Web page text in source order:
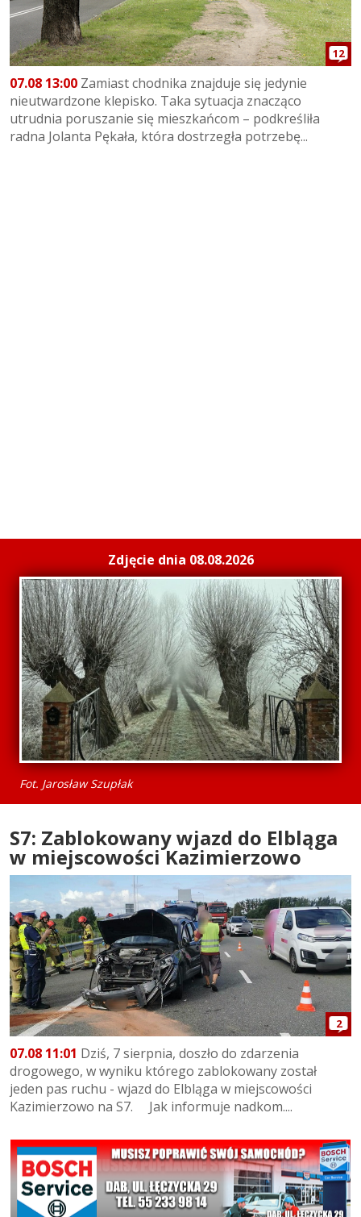
12
07.08 13:00 Zamiast chodnika znajduje się jedynie
nieutwardzone klepisko. Taka sytuacja znacząco
utrudnia poruszanie się mieszkańcom – podkreśliła
radna Jolanta Pękała, która dostrzegła potrzebę...
Zdjęcie dnia 08.08.2026
Fot. Jarosław Szupłak
S7: Zablokowany wjazd do Elbląga
w miejscowości Kazimierzowo
2
07.08 11:01 Dziś, 7 sierpnia, doszło do zdarzenia
drogowego, w wyniku którego zablokowany został
jeden pas ruchu - wjazd do Elbląga w miejscowości
Kazimierzowo na S7. Jak informuje nadkom....